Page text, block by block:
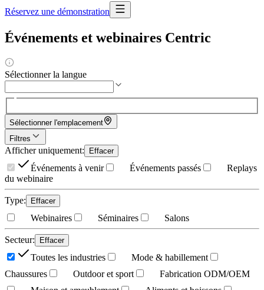
Réservez une démonstration
Événements et webinaires Centric
Sélectionner la langue
Sélectionner l'emplacement
Filtres
Afficher uniquement: Effacer
Événements à venir Événements passés
Replays
du webinaire
Type: Effacer
Webinaires Séminaires Salons
Secteur: Effacer
Toutes les industries
Mode & habillement
Chaussures
Outdoor et sport
Fabrication ODM/OEM